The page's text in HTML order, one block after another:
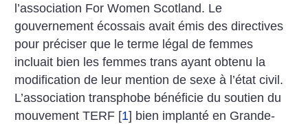
l’association For Women Scotland. Le
gouvernement écossais avait émis des directives
pour préciser que le terme légal de femmes
incluait bien les femmes trans ayant obtenu la
modification de leur mention de sexe à l’état civil.
L’association transphobe bénéficie du soutien du
mouvement TERF [1] bien implanté en Grande-